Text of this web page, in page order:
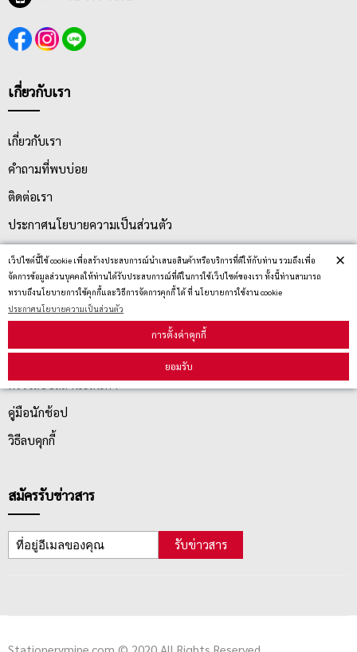
เว็ปไซต์นี้ใช้ cookie เพื่อสร้างประสบการณ์นำเสนอสินค้าหรือบริการที่ดีให้กับท่าน รวมถึงเพื่อ
จัดการข้อมูลส่วนบุคคลให้ท่านได้รับประสบการณ์ที่ดีในการใช้เว็ปไซต์ของเรา ทั้งนี้ท่านสามารถ
ทราบถึงนโยบายการใช้คุกกี้และวิธีการจัดการคุกกี้ ได้ ที่ นโยบายการใช้งาน cookie
ประกาศนโยบายความเป็นส่วนตัว
การตั้งค่าคุกกี้
ยอมรับ
×
เกี่ยวกับเรา
เกี่ยวกับเรา
คำถามที่พบบ่อย
ติดต่อเรา
ประกาศนโยบายความเป็นส่วนตัว
นโยบายการจัดส่ง
นโยบายการเปลี่ยน/คืน สินค้า
ตรวจสอบสถานะสินค้า
คู่มือนักช้อป
วิธีลบคุกกี้
สมัครรับข่าวสาร
รับข่าวสาร